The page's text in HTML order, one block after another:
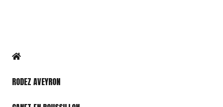
RODEZ AVEYRON